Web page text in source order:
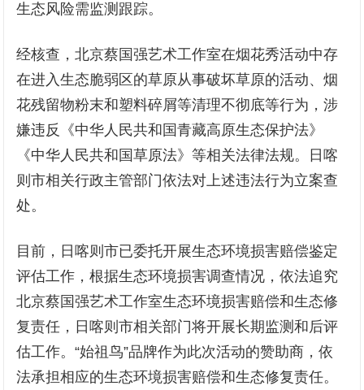
生态风险需监测跟踪。
经核查，北京蔡国强艺术工作室在烟花秀活动中存
在进入生态脆弱区的草原从事破坏草原的活动、烟
花残留物粉末和塑料碎屑等清理不彻底等行为，涉
嫌违反《中华人民共和国青藏高原生态保护法》
《中华人民共和国草原法》等相关法律法规。日喀
则市相关行政主管部门依法对上述违法行为立案查
处。
目前，日喀则市已委托开展生态环境损害赔偿鉴定
评估工作，根据生态环境损害调查情况，依法追究
北京蔡国强艺术工作室生态环境损害赔偿和生态修
复责任，日喀则市相关部门将开展长期监测和后评
估工作。“始祖鸟”品牌作为此次活动的赞助商，依
法承担相应的生态环境损害赔偿和生态修复责任。